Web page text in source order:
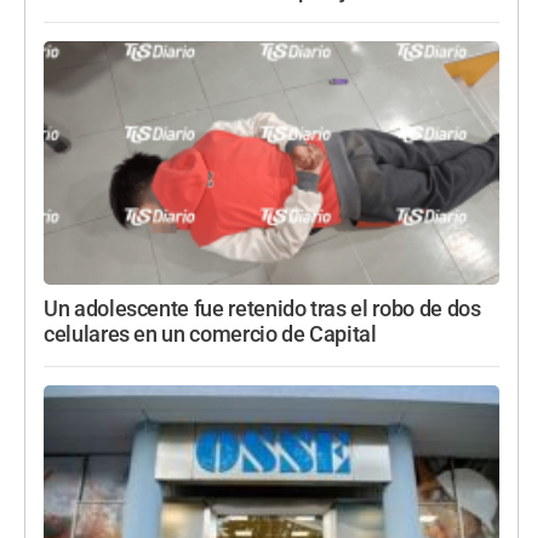
Un adolescente fue retenido tras el robo de dos
celulares en un comercio de Capital